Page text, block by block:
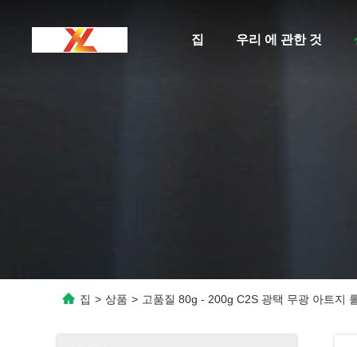
집 우리 에 관한 것
집 > 상품 > 고품질 80g - 200g C2S 광택 무광 아트지